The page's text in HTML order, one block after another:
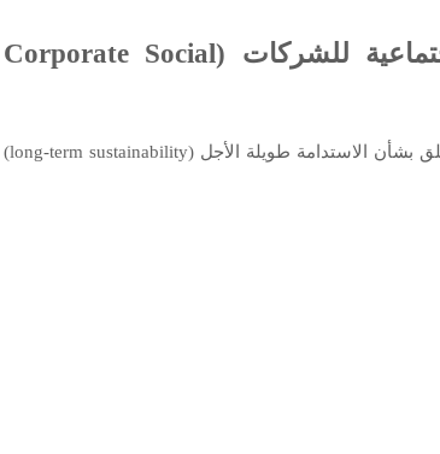
المحاضرة رقم 8 : المسؤولية الاجتماعية للشركات (Corporate Social
نشأت المسؤولية الاجتماعية للشركات (CSR) بسبب القلق بشأن الاستدامة طويلة الأجل (long-term sustainability)